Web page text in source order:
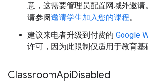
意，这需要管理员配置网域外邀请
请参阅邀请学生加入您的课程。
建议来电者升级到付费的 Google
许可，因为此限制仅适用于教育基
ClassroomApiDisabled